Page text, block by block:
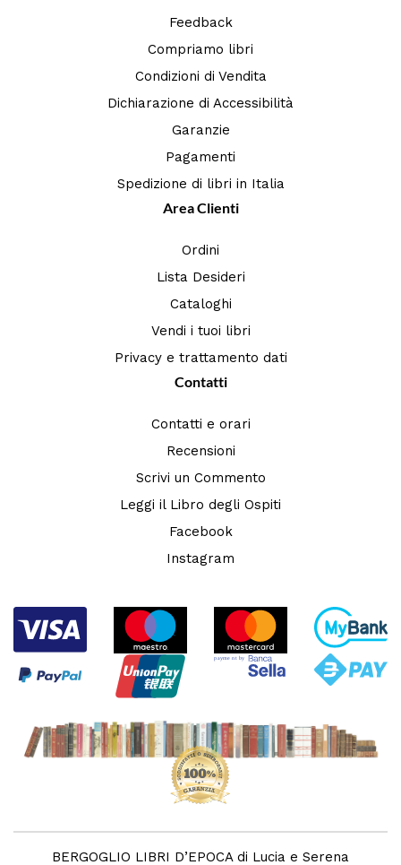
Feedback
Compriamo libri
Condizioni di Vendita
Dichiarazione di Accessibilità
Garanzie
Pagamenti
Spedizione di libri in Italia
Area Clienti
Ordini
Lista Desideri
Cataloghi
Vendi i tuoi libri
Privacy e trattamento dati
Contatti
Contatti e orari
Recensioni
Scrivi un Commento
Leggi il Libro degli Ospiti
Facebook
Instagram
BERGOGLIO LIBRI D’EPOCA di Lucia e Serena